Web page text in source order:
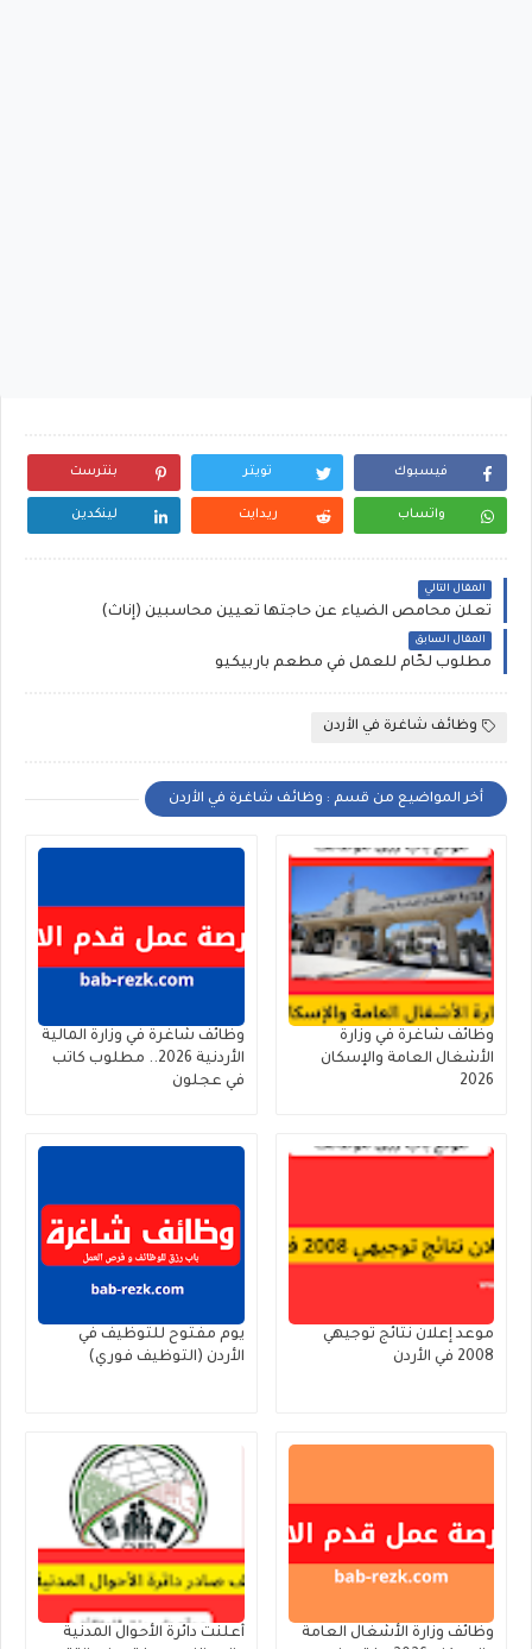
فيسبوك تويتر بنترست
واتساب ريدايت لينكدين
المقال التالي
تعلن محامص الضياء عن حاجتها تعيين محاسبين (إناث)
المقال السابق
مطلوب لحّام للعمل في مطعم باربيكيو
وظائف شاغرة في الأردن
أخر المواضيع من قسم : وظائف شاغرة في الأردن
وظائف شاغرة في وزارة
الأشغال العامة والإسكان
2026
وظائف شاغرة في وزارة المالية
الأردنية 2026.. مطلوب كاتب
في عجلون
موعد إعلان نتائج توجيهي
2008 في الأردن
يوم مفتوح للتوظيف في
الأردن (التوظيف فوري)
وظائف وزارة الأشغال العامة
أعلنت دائرة الأحوال المدنية